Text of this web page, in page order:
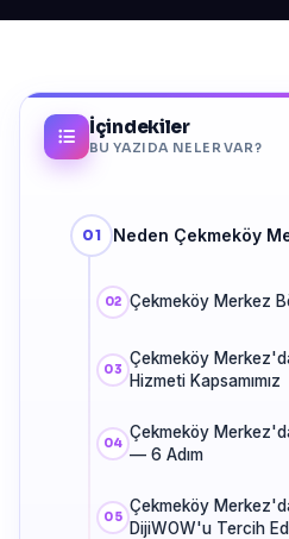
İçindekiler
BU YAZIDA NELER VAR?
Neden Çekmeköy
Çekmeköy Merkez
Çekmeköy
Hizmeti Kapsamımız
Çekmeköy
— 6 Adım
Çekmeköy
DijiWOW'u Tercih